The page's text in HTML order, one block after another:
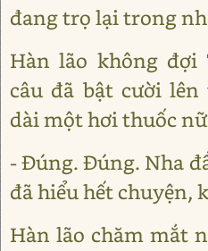
đang trọ lại trong
Hàn lão không
câu đã bật cười
dài một hơi thuốc
- Đúng. Đúng. Nha
đã hiểu hết chuyện,
Hàn lão chăm mắt